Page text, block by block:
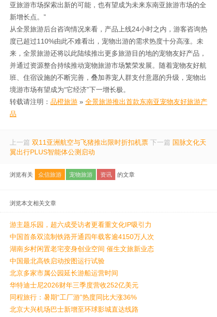
亚旅游市场探索出新的可能，也有望成为未来东南亚旅游市场的全
新增长点。”
从全景旅游后台咨询情况来看，产品上线24小时之内，游客咨询热
度已超过110%由此不难看出，宠物出游的需求热度十分高涨。未
来，全景旅游还将以此陆续推出更多旅游目的地的宠物友好产品，
并通过资源整合持续推动宠物旅游市场繁荣发展。随着宠物友好航
班、住宿设施的不断完善，叠加养宠人群支付意愿的升级，宠物出
境游市场有望成为“它经济”下一增长极。
转载请注明： 品橙旅游 » 全景旅游推出首款东南亚宠物友好旅游产
品
上一篇 双11亚洲航空与飞猪推出限时折扣机票 下一篇 国脉文化天
翼出行PLUS智能体公测启动
浏览有关 众信旅游 宠物旅游 资讯 的文章
浏览本文相关文章
游主题乐园，超六成受访者更看重文化IP吸引力
中国首条双流制铁路开通四年载客逾4150万人次
湖南乡村闲置老宅变身创业空间 催生文旅新业态
中国最北高铁启动按图运行试验
北京多家市属公园延长游船运营时间
华特迪士尼2026财年三季度营收252亿美元
同程旅行：暑期“工厂游”热度同比大涨36%
北京大兴机场巴士新增至环球影城直达线路